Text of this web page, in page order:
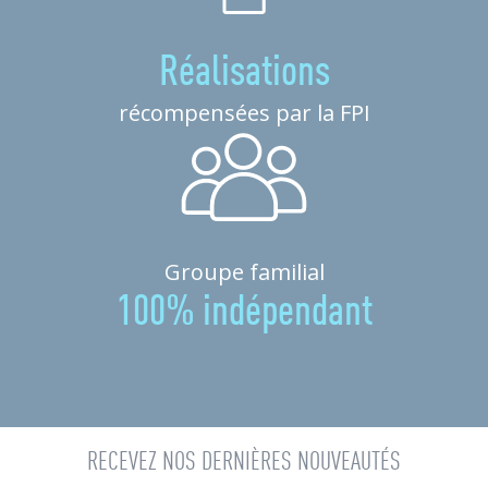
Réalisations
récompensées par la FPI
Groupe familial
100% indépendant
RECEVEZ NOS DERNIÈRES NOUVEAUTÉS